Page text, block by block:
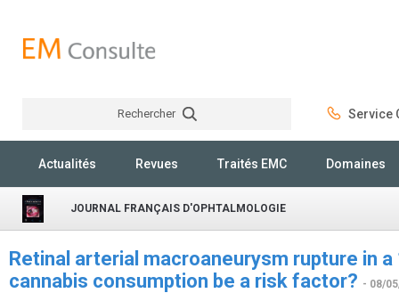
Rechercher Service
Actualités Revues Traités EMC Domaines
JOURNAL FRANÇAIS D'OPHTALMOLOGIE
Retinal arterial macroaneurysm rupture in
cannabis consumption be a risk factor? - 08/